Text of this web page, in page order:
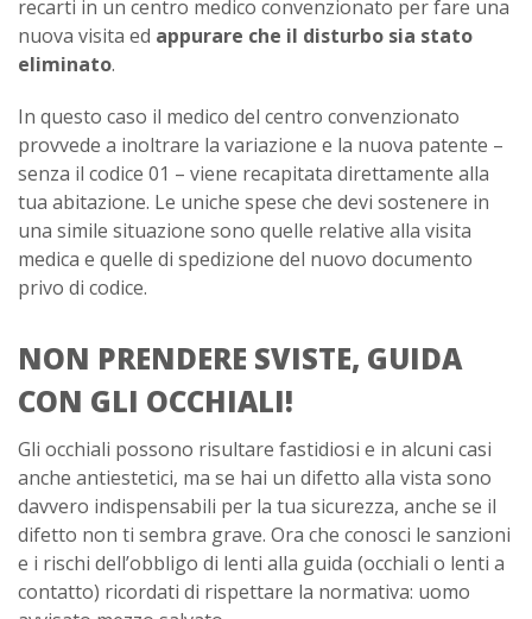
recarti in un centro medico convenzionato per fare una
nuova visita ed appurare che il disturbo sia stato
eliminato.
In questo caso il medico del centro convenzionato
provvede a inoltrare la variazione e la nuova patente –
senza il codice 01 – viene recapitata direttamente alla
tua abitazione. Le uniche spese che devi sostenere in
una simile situazione sono quelle relative alla visita
medica e quelle di spedizione del nuovo documento
privo di codice.
NON PRENDERE SVISTE, GUIDA
CON GLI OCCHIALI!
Gli occhiali possono risultare fastidiosi e in alcuni casi
anche antiestetici, ma se hai un difetto alla vista sono
davvero indispensabili per la tua sicurezza, anche se il
difetto non ti sembra grave. Ora che conosci le sanzioni
e i rischi dell’obbligo di lenti alla guida (occhiali o lenti a
contatto) ricordati di rispettare la normativa: uomo